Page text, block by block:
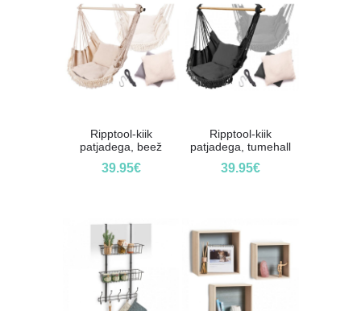
Ripptool-kiik
patjadega, beež
39.95€
Ripptool-kiik
patjadega, tumehall
39.95€